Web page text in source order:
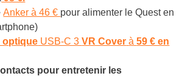
Anker à 46 € pour alimenter le Quest en
optique USB-C 3VR Cover à59 € en
pour entretenir les